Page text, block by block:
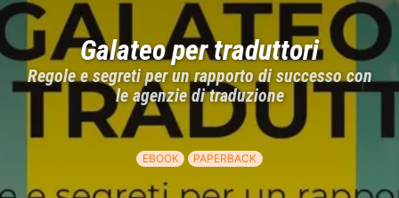
Galateo per traduttori
Regole e segreti per un rapporto di successo con
le agenzie di traduzione
EBOOK PAPERBACK